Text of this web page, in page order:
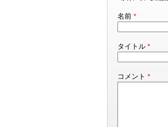
名前 *
タイトル *
コメント *